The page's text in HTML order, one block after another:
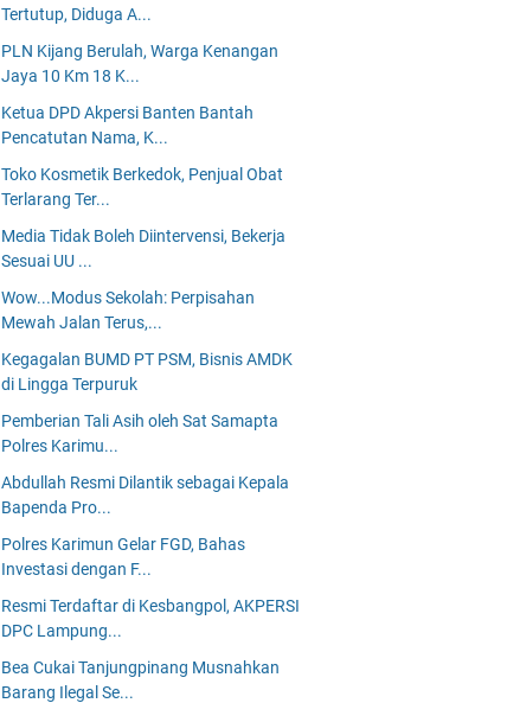
Tertutup, Diduga A...
PLN Kijang Berulah, Warga Kenangan
Jaya 10 Km 18 K...
Ketua DPD Akpersi Banten Bantah
Pencatutan Nama, K...
Toko Kosmetik Berkedok, Penjual Obat
Terlarang Ter...
Media Tidak Boleh Diintervensi, Bekerja
Sesuai UU ...
Wow...Modus Sekolah: Perpisahan
Mewah Jalan Terus,...
Kegagalan BUMD PT PSM, Bisnis AMDK
di Lingga Terpuruk
Pemberian Tali Asih oleh Sat Samapta
Polres Karimu...
Abdullah Resmi Dilantik sebagai Kepala
Bapenda Pro...
Polres Karimun Gelar FGD, Bahas
Investasi dengan F...
Resmi Terdaftar di Kesbangpol, AKPERSI
DPC Lampung...
Bea Cukai Tanjungpinang Musnahkan
Barang Ilegal Se...